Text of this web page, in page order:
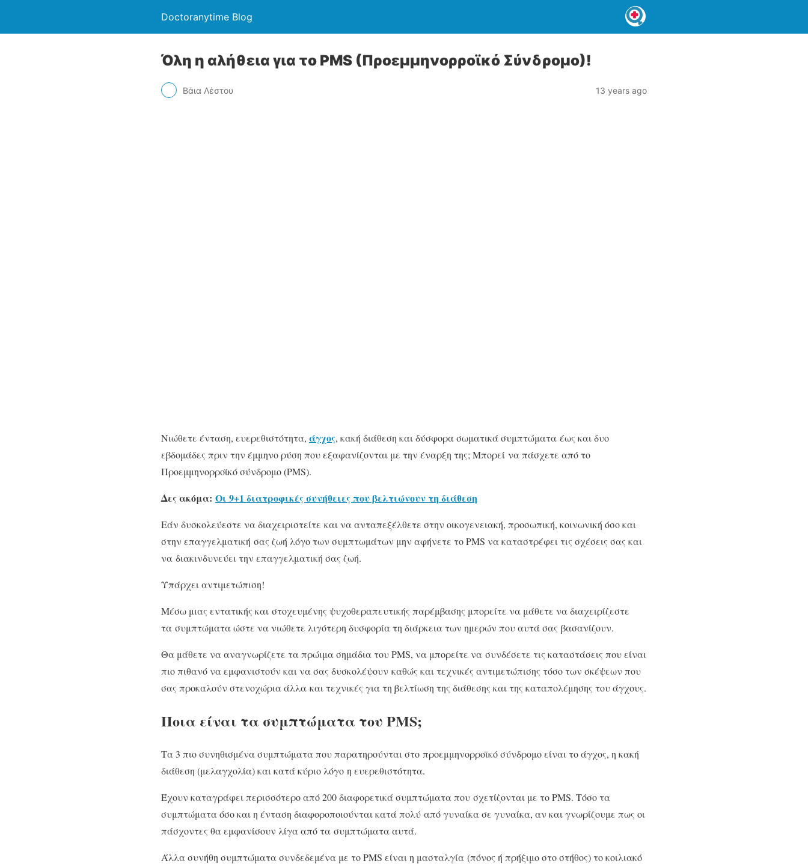
Doctoranytime Blog
Όλη η αλήθεια για το PMS (Προεμμηνορροϊκό Σύνδρομο)!
Βάια Λέστου 13 years ago
Νιώθετε ένταση, ευερεθιστότητα, άγχος, κακή διάθεση και δύσφορα σωματικά συμπτώματα έως και δυο
εβδομάδες πριν την έμμηνο ρύση που εξαφανίζονται με την έναρξη της; Μπορεί να πάσχετε από το
Προεμμηνορροϊκό σύνδρομο (PMS).
Δες ακόμα: Οι 9+1 διατροφικές συνήθειες που βελτιώνουν τη διάθεση
Εάν δυσκολεύεστε να διαχειριστείτε και να ανταπεξέλθετε στην οικογενειακή, προσωπική, κοινωνική όσο και
στην επαγγελματική σας ζωή λόγο των συμπτωμάτων μην αφήνετε το PMS να καταστρέφει τις σχέσεις σας και
να διακινδυνεύει την επαγγελματική σας ζωή.
Υπάρχει αντιμετώπιση!
Μέσω μιας εντατικής και στοχευμένης ψυχοθεραπευτικής παρέμβασης μπορείτε να μάθετε να διαχειρίζεστε
τα συμπτώματα ώστε να νιώθετε λιγότερη δυσφορία τη διάρκεια των ημερών που αυτά σας βασανίζουν.
Θα μάθετε να αναγνωρίζετε τα πρώιμα σημάδια του PMS, να μπορείτε να συνδέσετε τις καταστάσεις που είναι
πιο πιθανό να εμφανιστούν και να σας δυσκολέψουν καθώς και τεχνικές αντιμετώπισης τόσο των σκέψεων που
σας προκαλούν στενοχώρια άλλα και τεχνικές για τη βελτίωση της διάθεσης και της καταπολέμησης του άγχους.
Ποια είναι τα συμπτώματα του PMS;
Τα 3 πιο συνηθισμένα συμπτώματα που παρατηρούνται στο προεμμηνορροϊκό σύνδρομο είναι το άγχος, η κακή
διάθεση (μελαγχολία) και κατά κύριο λόγο η ευερεθιστότητα.
Έχουν καταγράφει περισσότερο από 200 διαφορετικά συμπτώματα που σχετίζονται με το PMS. Τόσο τα
συμπτώματα όσο και η ένταση διαφοροποιούνται κατά πολύ από γυναίκα σε γυναίκα, αν και γνωρίζουμε πως οι
πάσχοντες θα εμφανίσουν λίγα από τα συμπτώματα αυτά.
Άλλα συνήθη συμπτώματα συνδεδεμένα με το PMS είναι η μασταλγία (πόνος ή πρήξιμο στο στήθος) το κοιλιακό